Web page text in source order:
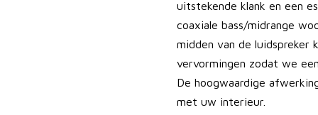
uitstekende klank en een
coaxiale bass/midrange
midden van de luidspreker
vervormingen zodat we
De hoogwaardige
met uw interieur.